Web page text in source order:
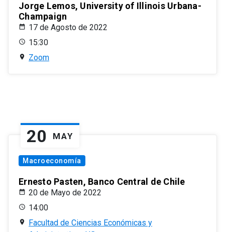
Jorge Lemos, University of Illinois Urbana-
Champaign
17 de Agosto de 2022
15:30
Zoom
20 MAY
Macroeconomía
Ernesto Pasten, Banco Central de Chile
20 de Mayo de 2022
14:00
Facultad de Ciencias Económicas y